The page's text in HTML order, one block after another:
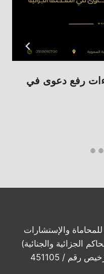
رفع دعوى في
والإستشارات
الجزائية والجنائية)